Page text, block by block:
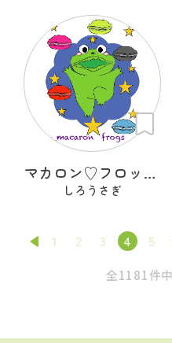
マカロン♡フロッグズ
しろうさぎ
1 2 3 4 5
全1181件